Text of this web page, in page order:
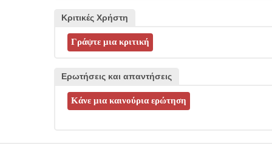
Κριτικές Χρήστη
Ερωτήσεις και απαντήσεις